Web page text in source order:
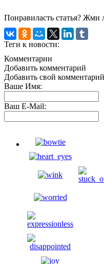
Понравиласть статья? Жми
Теги к новости:
Комментарии
Добавить комментарий
Добавить свой
Ваше Имя:
Ваш E-Mail: